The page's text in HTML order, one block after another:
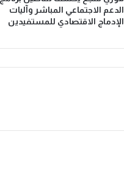
الدعم الاجتماعي المباشر وآليات
الإدماج الاقتصادي للمستفيدين